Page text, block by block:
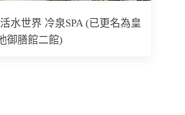
水世界 冷泉SPA (已更名為皇
御膳館二館)